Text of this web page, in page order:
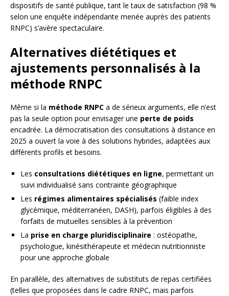
dispositifs de santé publique, tant le taux de satisfaction (98 %
selon une enquête indépendante menée auprès des patients
RNPC) s’avère spectaculaire.
Alternatives diététiques et
ajustements personnalisés à la
méthode RNPC
Même si la méthode RNPC a de sérieux arguments, elle n’est
pas la seule option pour envisager une perte de poids
encadrée. La démocratisation des consultations à distance en
2025 a ouvert la voie à des solutions hybrides, adaptées aux
différents profils et besoins.
Les consultations diététiques en ligne, permettant un
suivi individualisé sans contrainte géographique
Les régimes alimentaires spécialisés (faible index
glycémique, méditerranéen, DASH), parfois éligibles à des
forfaits de mutuelles sensibles à la prévention
La prise en charge pluridisciplinaire : ostéopathe,
psychologue, kinésithérapeute et médecin nutritionniste
pour une approche globale
En parallèle, des alternatives de substituts de repas certifiées
(telles que proposées dans le cadre RNPC, mais parfois